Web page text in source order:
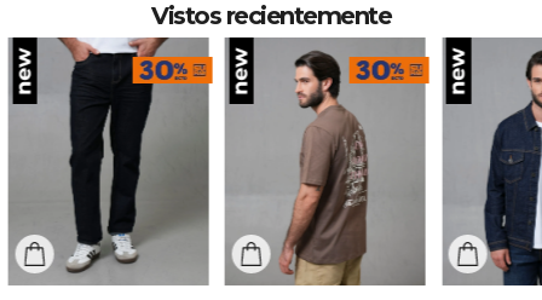
Vistos recientemente